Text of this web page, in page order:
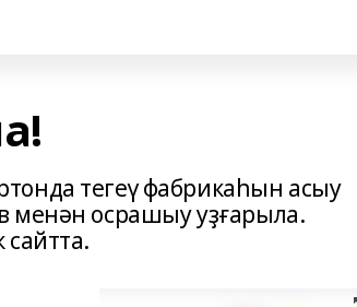
тегеү фабрикаһын асыу
менән осрашыу уҙғарыла.